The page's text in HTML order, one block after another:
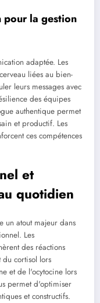
pour la gestion
adaptée. Les
liées au bien-
leurs messages avec
des équipes
authentique permet
et productif. Les
ces compétences
et
quotidien
un atout majeur dans
Les
des réactions
cortisol lors
et de l'ocytocine lors
permet d'optimiser
et constructifs.